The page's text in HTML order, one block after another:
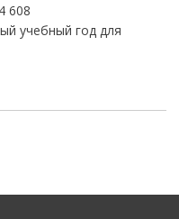
608
учебный год для